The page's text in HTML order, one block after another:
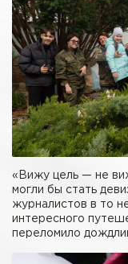
«Вижу цель — не
могли бы стать
журналистов в то
интересного
переломило